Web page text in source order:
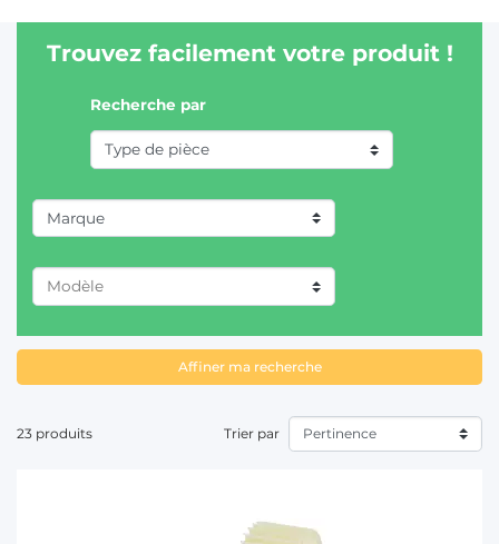
Trouvez facilement votre produit !
Recherche par
Marque
CASE IH (7)
CLAAS / RENAULT (3)
DEUTZ-FAHR (5)Affiner ma recherche
23 produits Trier par